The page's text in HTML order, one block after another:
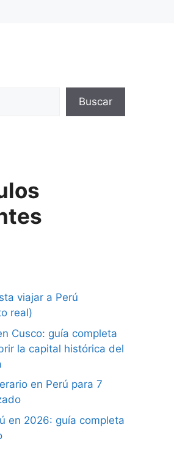
Buscar
viajar a Perú
real)
Cusco: guía completa
la capital histórica del
en Perú para 7
en 2026: guía completa